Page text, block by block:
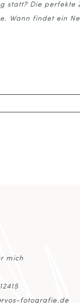
statt? Die
Wann findet ein
mich
fotografie.de